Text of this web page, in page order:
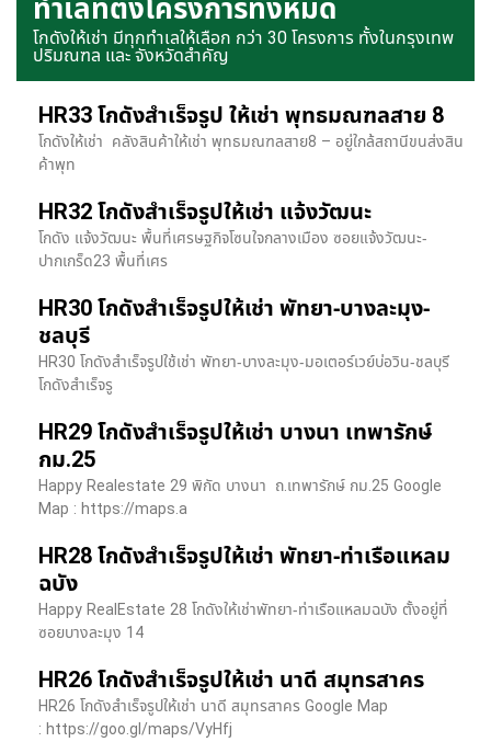
ทำเลที่ตั้งโครงการทั้งหมด
โกดังให้เช่า มีทุกทำเลให้เลือก กว่า 30 โครงการ ทั้งในกรุงเทพ
ปริมณฑล และ จังหวัดสำคัญ
HR33 โกดังสำเร็จรูป ให้เช่า พุทธมณฑลสาย 8
โกดังให้เช่า คลังสินค้าให้เช่า พุทธมณฑลสาย8 – อยู่ใกล้สถานีขนส่งสิน
ค้าพุท
HR32 โกดังสำเร็จรูปให้เช่า แจ้งวัฒนะ
โกดัง แจ้งวัฒนะ พื้นที่เศรษฐกิจโซนใจกลางเมือง ซอยแจ้งวัฒนะ-
ปากเกร็ด23 พื้นที่เศร
HR30 โกดังสำเร็จรูปให้เช่า พัทยา-บางละมุง-
ชลบุรี
HR30 โกดังสำเร็จรูปใช้เช่า พัทยา-บางละมุง-มอเตอร์เวย์บ่อวิน-ชลบุรี
โกดังสำเร็จรู
HR29 โกดังสำเร็จรูปให้เช่า บางนา เทพารักษ์
กม.25
Happy Realestate 29 พิกัด บางนา​ ถ.เทพารักษ์ กม.25 Google
Map : ​https://maps.a
HR28 โกดังสำเร็จรูปให้เช่า พัทยา-ท่าเรือแหลม
ฉบัง
Happy RealEstate 28 โกดังให้เช่าพัทยา-ท่าเรือแหลมฉบัง ตั้งอยู่ที่
ซอยบางละมุง 14
HR26 โกดังสำเร็จรูปให้เช่า นาดี สมุทรสาคร
HR26 โกดังสำเร็จรูปให้เช่า นาดี สมุทรสาคร Google Map
: https://goo.gl/maps/VyHfj